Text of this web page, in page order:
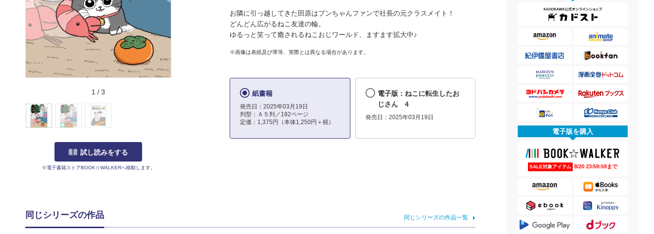
1 / 3
試し読みをする
※電子書籍ストアBOOK☆WALKERへ移動します。
お隣に引っ越してきた田原はプンちゃんファンで社長の元クラスメイト！
どんどん広がるねこ友達の輪。
ゆるっと笑って癒されるねこおじワールド、ますます拡大中♪
※画像は表紙及び帯等、実際とは異なる場合があります。
紙書籍
発売日：2025年03月19日
判型：Ａ５判／192ページ
定価：1,375円（本体1,250円＋税）
電子版：ねこに転生したお
じさん 4
発売日：2025年03月19日
同じシリーズの作品 同じシリーズの作品一覧
電子版を購入
SALE対象アイテム 8/20 23:59:59まで